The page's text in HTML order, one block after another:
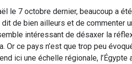
le 7 octobre dernier, beaucoup a
de bien ailleurs et de commenter
intéressant de désaxer la
Or ce pays n’est que trop peu
ici une échelle régionale,